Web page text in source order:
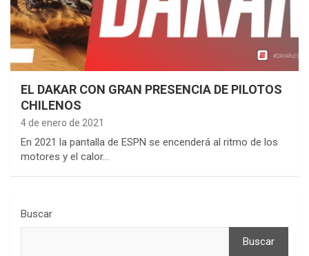
EL DAKAR CON GRAN PRESENCIA DE PILOTOS
CHILENOS
4 de enero de 2021
En 2021 la pantalla de ESPN se encenderá al ritmo de los
motores y el calor…
Buscar
Buscar